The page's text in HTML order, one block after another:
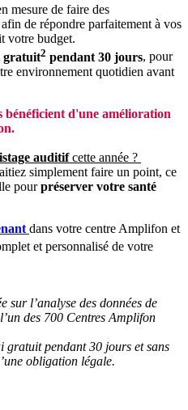
mesure de faire des
de répondre parfaitement à vos
votre budget.
gratuit2 pendant 30 jours, pour
environnement quotidien avant
bénéficient d'une amélioration
auditifcette année ?
simplement faire un point, ce
pourpréserver votre santé
dans votre centre Amplifon et
et personnalisé de votre
sur l’analyse des données de
des 700 Centres Amplifon
gratuit pendant 30 jours et sans
obligation légale.